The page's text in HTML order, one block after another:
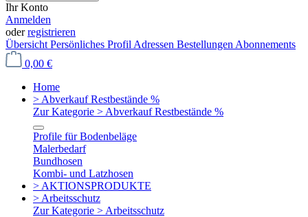
Ihr Konto
Anmelden
oderregistrieren
Übersicht Persönliches Profil Adressen Bestellungen Abonnements
0,00 €
Home
> Abverkauf Restbestände %
Zur Kategorie > Abverkauf Restbestände %
Profile für Bodenbeläge
Malerbedarf
Bundhosen
Kombi- und Latzhosen
> AKTIONSPRODUKTE
> Arbeitsschutz
Zur Kategorie > Arbeitsschutz